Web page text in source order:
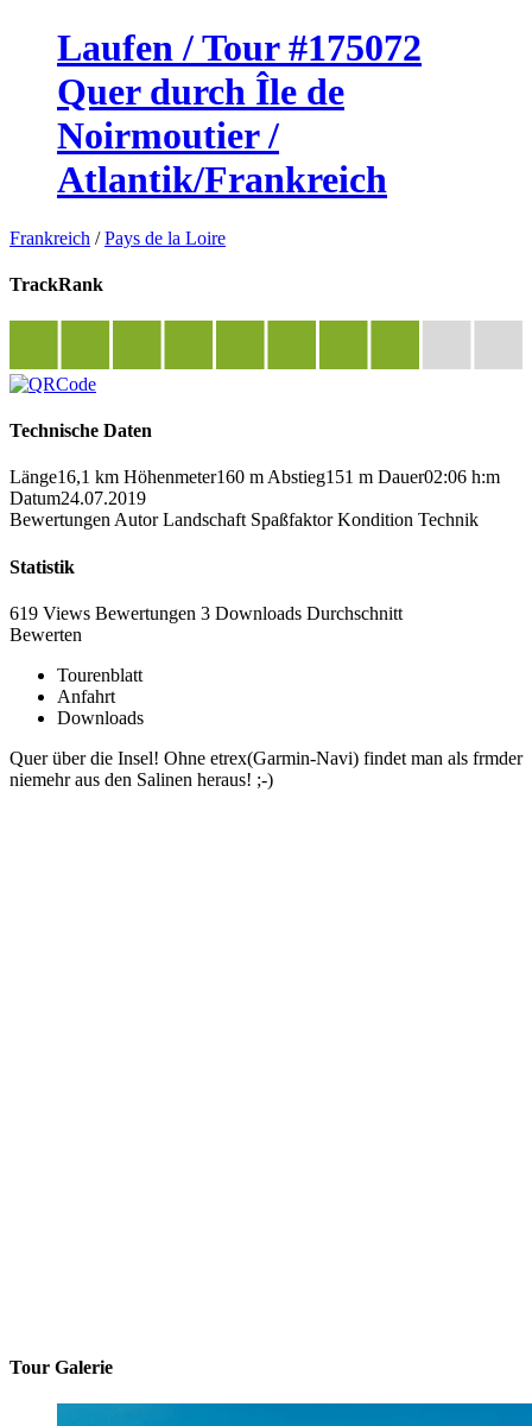
Laufen / Tour #175072
Quer durch Île de
Noirmoutier /
Atlantik/Frankreich
Frankreich /Pays de la Loire
TrackRank
Technische Daten
Länge16,1 km Höhenmeter160 m Abstieg151 m Dauer02:06 h:m
Datum24.07.2019
Bewertungen Autor Landschaft Spaßfaktor Kondition Technik
Statistik
619 Views Bewertungen 3 Downloads Durchschnitt
Bewerten
Tourenblatt
Anfahrt
Downloads
Quer über die Insel! Ohne etrex(Garmin-Navi) findet man als frmder
niemehr aus den Salinen heraus! ;-)
Tour Galerie